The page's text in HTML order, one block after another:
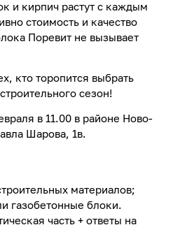
и кирпич растут с каждым
стоимость и качество
Поревит не вызывает
кто торопится выбрать
сезон!
в 11.00 в районе Ново-
Шарова, 1в.
материалов;
газобетонные блоки.
часть + ответы на